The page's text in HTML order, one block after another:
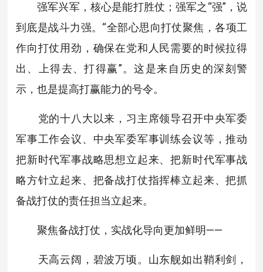
强军兴军，核心是能打胜仗；强军之“强”，说
到底是战斗力强。“全部心思向打仗聚焦，各项工
作向打仗用劲，确保在党和人民需要的时候拉得
出、上得去、打得赢”。这是来自历史的深刻警
示，也是提高打赢能力的号令。
党的十八大以来，习主席领导召开中央军委
军事工作会议、中央军委军事训练会议等，推动
把新时代军事战略思想立起来、把新时代军事战
略方针立起来、把备战打仗指挥棒立起来、把抓
备战打仗的责任担当立起来。
聚焦备战打仗，实战化导向更加鲜明——
天高云阔，碧波万顷。山东舰如出鞘利剑，